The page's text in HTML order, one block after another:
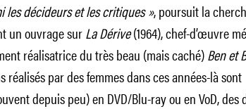
les décideurs et les critiques », poursuit la
un ouvrage surLa Dérive(1964), chef-d’œuvre
réalisatrice du très beau (mais caché)Ben et
réalisés par des femmes dans ces années-là sont
depuis peu) en DVD/Blu-ray ou en VoD, des